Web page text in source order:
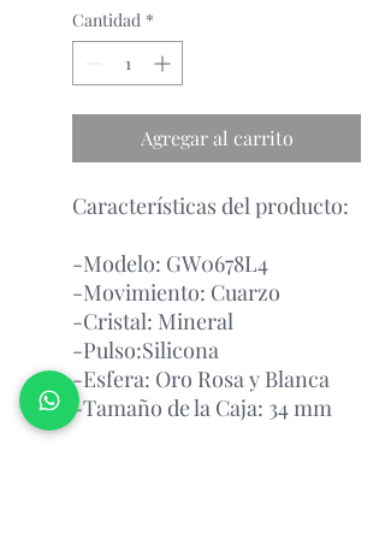
Cantidad *
Agregar al carrito
Características del producto:
-Modelo: GW0678L4
-Movimiento: Cuarzo
-Cristal: Mineral
-Pulso:Silicona
-Esfera: Oro Rosa y Blanca
-Tamaño de la Caja: 34 mm